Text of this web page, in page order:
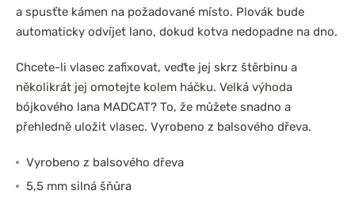
a spusťte kámen na požadované místo. Plovák bude
automaticky odvíjet lano, dokud kotva nedopadne na dno.
Chcete-li vlasec zafixovat, veďte jej skrz štěrbinu a
několikrát jej omotejte kolem háčku. Velká výhoda
bójkového lana MADCAT? To, že můžete snadno a
přehledně uložit vlasec. Vyrobeno z balsového dřeva.
Vyrobeno z balsového dřeva
5,5 mm silná šňůra